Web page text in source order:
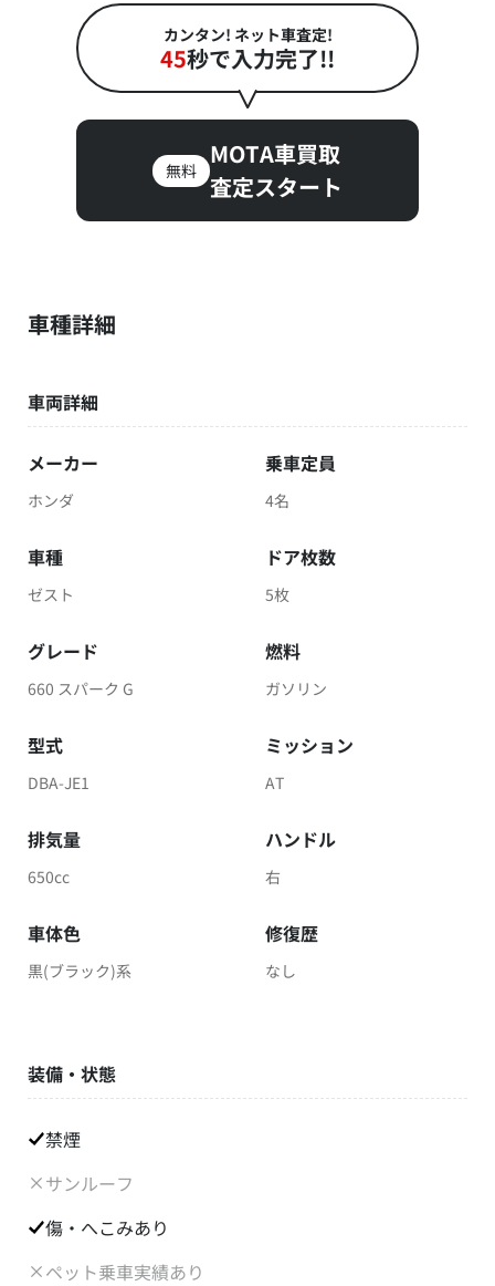
カンタン! ネット車査定!
45秒で入力完了!!
無料
MOTA車買取
査定スタート
車種詳細
車両詳細
メーカー
ホンダ
乗車定員
4名
車種
ゼスト
ドア枚数
5枚
グレード
660 スパーク G
燃料
ガソリン
型式
DBA-JE1
ミッション
AT
排気量
650cc
ハンドル
右
車体色
黒(ブラック)系
修復歴
なし
装備・状態
禁煙
サンルーフ
傷・へこみあり
ペット乗車実績あり